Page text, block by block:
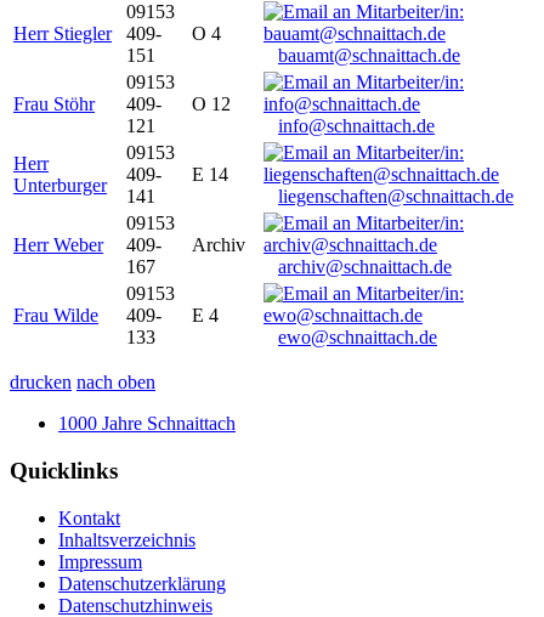
Herr Stiegler
09153
409-
151
O 4
bauamt@schnaittach.de
Frau Stöhr
09153
409-
121
O 12
info@schnaittach.de
Herr
Unterburger
09153
409-
141
E 14
liegenschaften@schnaittach.de
Herr Weber
09153
409-
167
Archiv
archiv@schnaittach.de
Frau Wilde
09153
409-
133
E 4
ewo@schnaittach.de
drucken nach oben
1000 Jahre Schnaittach
Quicklinks
Kontakt
Inhaltsverzeichnis
Impressum
Datenschutzerklärung
Datenschutzhinweis